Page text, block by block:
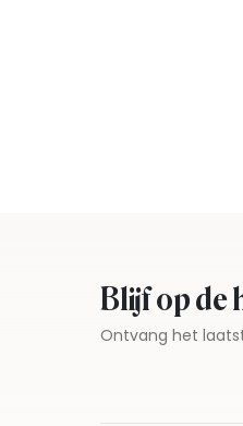
Blijf op de
Ontvang het